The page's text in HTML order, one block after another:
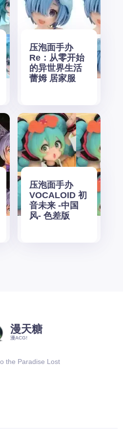
压泡面手办
Re：从零开始
的异世界生活
蕾姆 居家服
压泡面手办
VOCALOID 初
音未来 -中国
风- 色差版
漫天糖
漫ACG!
the Paradise Lost